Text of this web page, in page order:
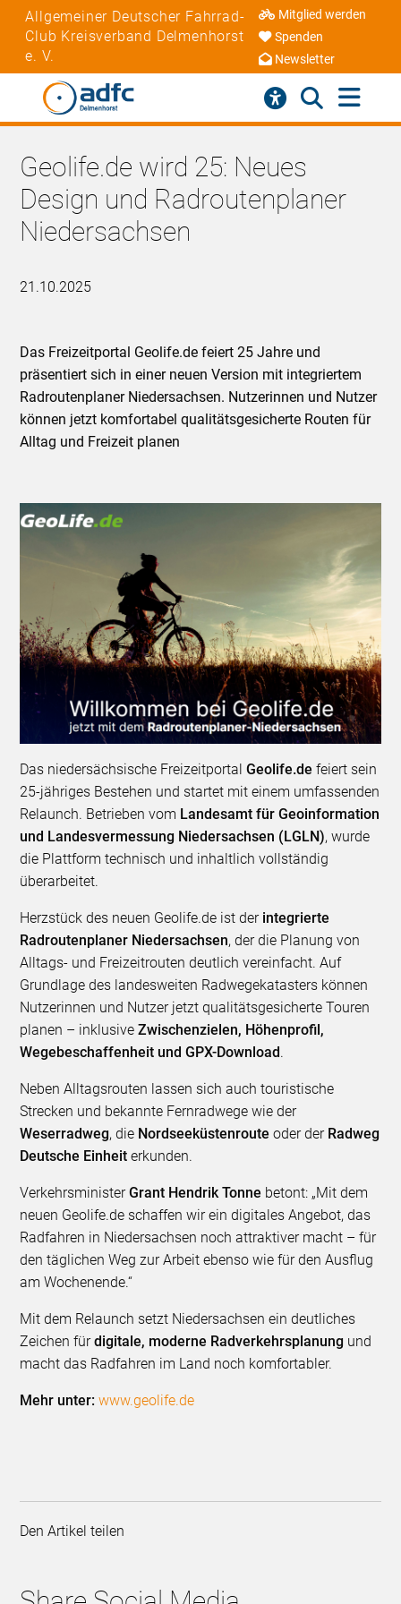
Allgemeiner Deutscher Fahrrad-
Club Kreisverband Delmenhorst
e. V.
Mitglied werden
Spenden
Newsletter
Geolife.de wird 25: Neues
Design und Radroutenplaner
Niedersachsen
21.10.2025
Das Freizeitportal Geolife.de feiert 25 Jahre und
präsentiert sich in einer neuen Version mit integriertem
Radroutenplaner Niedersachsen. Nutzerinnen und Nutzer
können jetzt komfortabel qualitätsgesicherte Routen für
Alltag und Freizeit planen
Das niedersächsische FreizeitportalGeolife.de feiert sein
25-jähriges Bestehen und startet mit einem umfassenden
Relaunch. Betrieben vom Landesamt für Geoinformation
und Landesvermessung Niedersachsen (LGLN), wurde
die Plattform technisch und inhaltlich vollständig
überarbeitet.
Herzstück des neuen Geolife.de ist der integrierte
Radroutenplaner Niedersachsen, der die Planung von
Alltags- und Freizeitrouten deutlich vereinfacht. Auf
Grundlage des landesweiten Radwegekatasters können
Nutzerinnen und Nutzer jetzt qualitätsgesicherte Touren
planen – inklusiveZwischenzielen, Höhenprofil,
Wegebeschaffenheit und GPX-Download.
Neben Alltagsrouten lassen sich auch touristische
Strecken und bekannte Fernradwege wie der
Weserradweg, die Nordseeküstenroute oder der Radweg
Deutsche Einheit erkunden.
VerkehrsministerGrant Hendrik Tonne betont: „Mit dem
neuen Geolife.de schaffen wir ein digitales Angebot, das
Radfahren in Niedersachsen noch attraktiver macht – für
den täglichen Weg zur Arbeit ebenso wie für den Ausflug
am Wochenende.“
Mit dem Relaunch setzt Niedersachsen ein deutliches
Zeichen fürdigitale, moderne Radverkehrsplanung und
macht das Radfahren im Land noch komfortabler.
Mehr unter:www.geolife.de
Den Artikel teilen